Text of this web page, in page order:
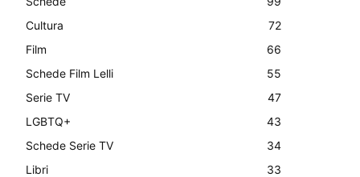
Cultura
72
Film
66
Schede Film Lelli
55
Serie TV
47
LGBTQ+
43
Schede Serie TV
34
Libri
33